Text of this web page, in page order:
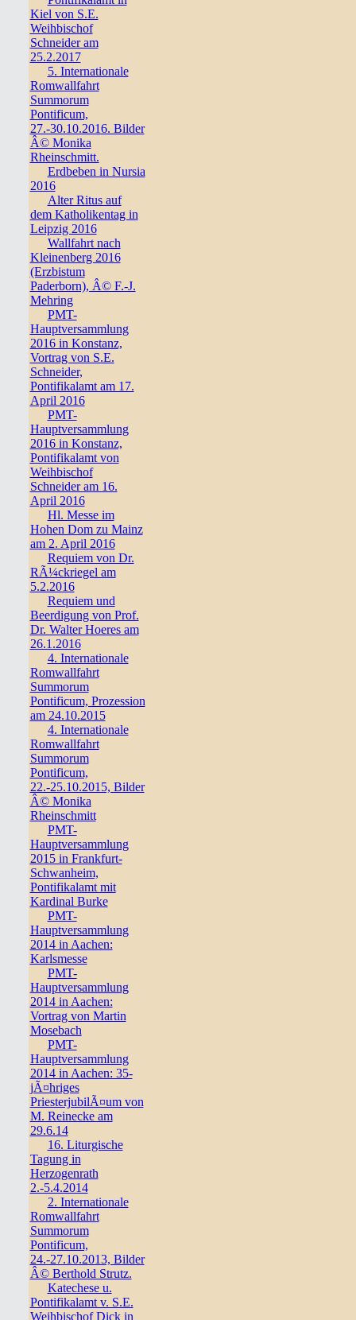
Kiel von S.E.
Weihbischof
Schneider am
25.2.2017
5. Internationale
Romwallfahrt
Summorum
Pontificum,
27.-30.10.2016. Bilder
Â© Monika
Rheinschmitt.
Erdbeben in Nursia
2016
Alter Ritus auf
dem Katholikentag in
Leipzig 2016
Wallfahrt nach
Kleinenberg 2016
(Erzbistum
Paderborn), Â© F.-J.
Mehring
PMT-
Hauptversammlung
2016 in Konstanz,
Vortrag von S.E.
Schneider,
Pontifikalamt am 17.
April 2016
PMT-
Hauptversammlung
2016 in Konstanz,
Pontifikalamt von
Weihbischof
Schneider am 16.
April 2016
Hl. Messe im
Hohen Dom zu Mainz
am 2. April 2016
Requiem von Dr.
RÃ¼ckriegel am
5.2.2016
Requiem und
Beerdigung von Prof.
Dr. Walter Hoeres am
26.1.2016
4. Internationale
Romwallfahrt
Summorum
Pontificum, Prozession
am 24.10.2015
4. Internationale
Romwallfahrt
Summorum
Pontificum,
22.-25.10.2015, Bilder
Â© Monika
Rheinschmitt
PMT-
Hauptversammlung
2015 in Frankfurt-
Schwanheim,
Pontifikalamt mit
Kardinal Burke
PMT-
Hauptversammlung
2014 in Aachen:
Karlsmesse
PMT-
Hauptversammlung
2014 in Aachen:
Vortrag von Martin
Mosebach
PMT-
Hauptversammlung
2014 in Aachen: 35-
jÃ¤hriges
PriesterjubilÃ¤um von
M. Reinecke am
29.6.14
16. Liturgische
Tagung in
Herzogenrath
2.-5.4.2014
2. Internationale
Romwallfahrt
Summorum
Pontificum,
24.-27.10.2013, Bilder
Â© Berthold Strutz.
Katechese u.
Pontifikalamt v. S.E.
Weihbischof Dick in